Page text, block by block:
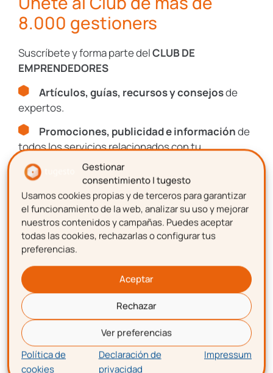
Gestionar
consentimiento | tugesto
Usamos cookies propias y de terceros para garantizar
el funcionamiento de la web, analizar su uso y mejorar
nuestros contenidos y campañas. Puedes aceptar
todas las cookies, rechazarlas o configurar tus
preferencias.
Aceptar
Rechazar
Ver preferencias
Política de
cookies
Declaración de
privacidad
Impressum
Impagos
Consultas
Datos
I+D+I
Recursos, guías y descuentos
Únete al Club de más de
8.000 gestioners
Suscríbete y forma parte delCLUB DE
EMPRENDEDORES
Artículos, guías, recursos y consejosde
expertos.
8.000 gestioners
Suscríbete y forma parte delCLUB DE
EMPRENDEDORES
Artículos, guías, recursos y consejosde
expertos.
Promociones, publicidad e informaciónde
todos los servicios relacionados con tu
emprendimiento.
Nombre
Apellidos
Correo electrónico